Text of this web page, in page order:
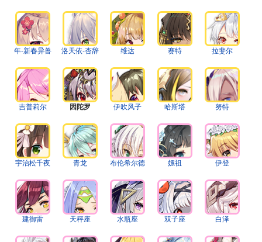
年-新春异兽 洛天依-杏辞 维达 赛特 拉斐尔
吉普莉尔 因陀罗 伊吹风子 哈斯塔 努特
宇治松千夜 青龙 布伦希尔德 嫘祖 伊登
建御雷 天秤座 水瓶座 双子座 白泽